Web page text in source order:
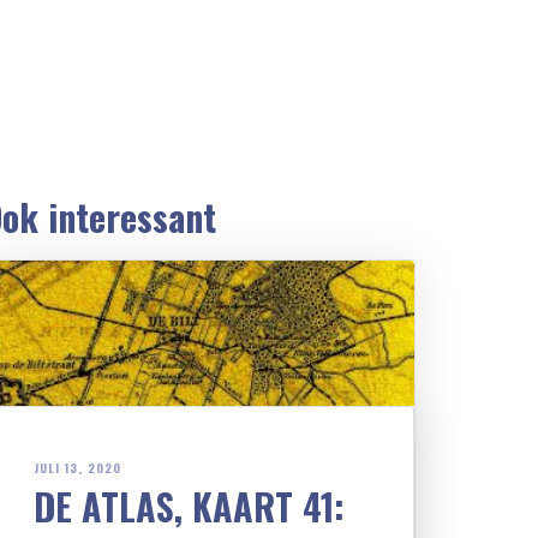
interessant
JULI 13, 2020
DE ATLAS, KAART 41: